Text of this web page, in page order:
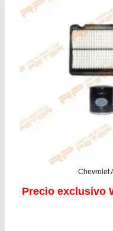
Chevrolet
Precio exclusivo